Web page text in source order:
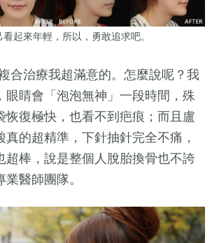
起來年輕，所以，勇敢追求吧。
合治療我超滿意的。怎麼說呢？我
眼睛會「泡泡無神」一段時間，殊
恢復極快，也看不到疤痕；而且盧
的超精準，下針抽針完全不痛，
超棒，說是整個人脫胎換骨也不誇
醫師團隊。